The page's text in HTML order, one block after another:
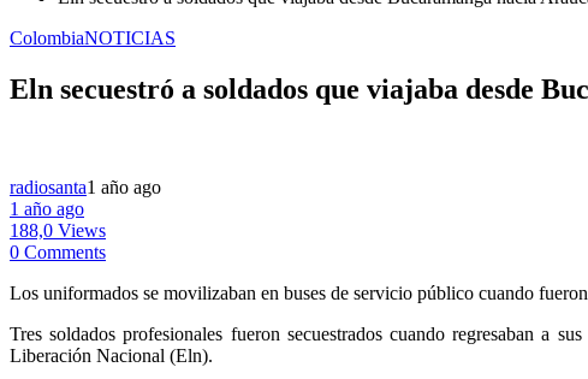
ColombiaNOTICIAS
Eln secuestró a soldados que viajaba desde
radiosanta1 año ago
1 año ago
188,0 Views
0 Comments
Los uniformados se movilizaban en buses de servicio público cuando
Tres soldados profesionales fueron secuestrados cuando regresaban a
Liberación Nacional (Eln).